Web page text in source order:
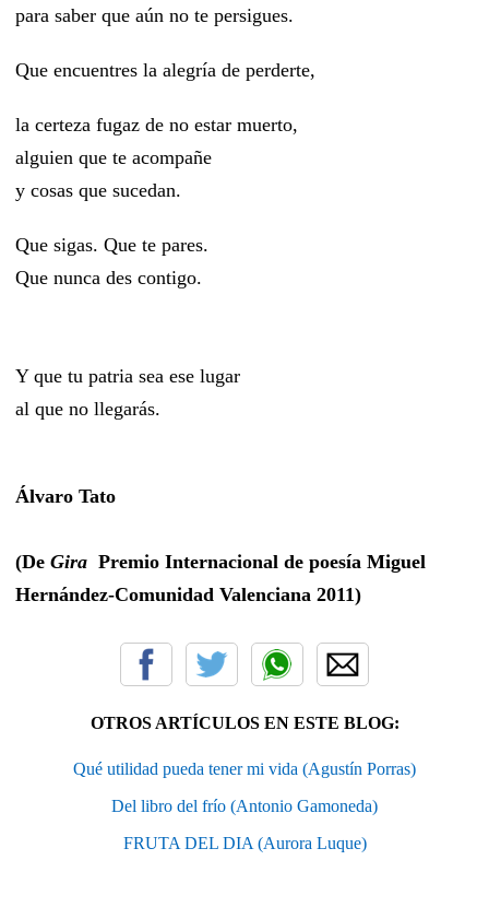
para saber que aún no te persigues.
Que encuentres la alegría de perderte,
la certeza fugaz de no estar muerto,
alguien que te acompañe
y cosas que sucedan.
Que sigas. Que te pares.
Que nunca des contigo.
Y que tu patria sea ese lugar
al que no llegarás.
Álvaro Tato
(De Gira Premio Internacional de poesía Miguel
Hernández-Comunidad Valenciana 2011)
OTROS ARTÍCULOS EN ESTE BLOG:
Qué utilidad pueda tener mi vida (Agustín Porras)
Del libro del frío (Antonio Gamoneda)
FRUTA DEL DIA (Aurora Luque)